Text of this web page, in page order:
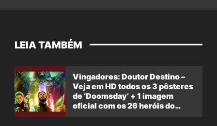
LEIA TAMBÉM
Vingadores: Doutor Destino –
Veja em HD todos os 3 pôsteres
de ‘Doomsday’ + 1 imagem
oficial com os 26 heróis do